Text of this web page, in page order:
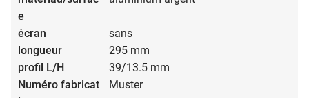
sans
295 mm
39/13.5 mm
Muster